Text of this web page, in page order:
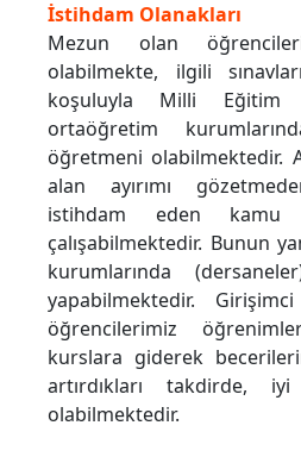
İstihdam Olanakları
Mezun olan
olabilmekte, ilgili
koşuluyla Milli Eğitim
ortaöğretim
öğretmeni olabilmektedir.
alan ayırımı
istihdam eden kamu
çalışabilmektedir. Bunun
kurumlarında
yapabilmektedir.
öğrencilerimiz
kurslara giderek
artırdıkları takdirde,
olabilmektedir.